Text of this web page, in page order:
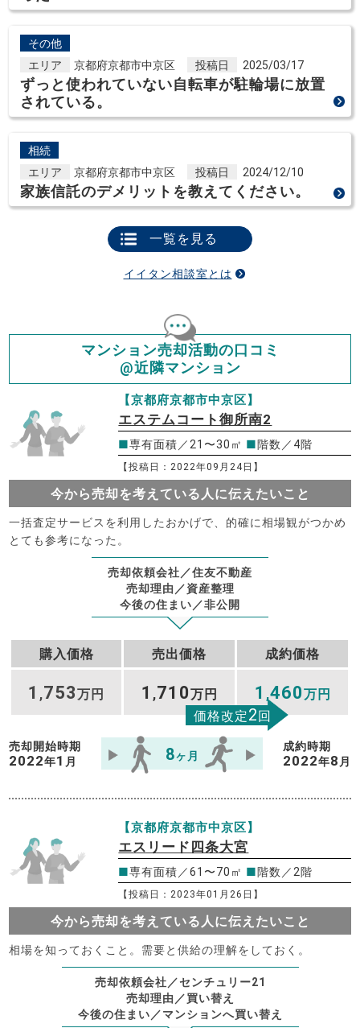
その他
エリア
京都府京都市中京区 投稿日 2025/03/17
ずっと使われていない自転車が駐輪場に放置
されている。
相続
エリア
京都府京都市中京区 投稿日 2024/12/10
家族信託のデメリットを教えてください。
一覧を見る
イイタン相談室とは
マンション売却活動の口コミ
@近隣マンション
【京都府京都市中京区】
エステムコート御所南2
■専有面積／21〜30㎡ ■階数／4階
【投稿日：2022年09月24日】
今から売却を考えている人に伝えたいこと
一括査定サービスを利用したおかげで、的確に相場観がつかめ
とても参考になった。
売却依頼会社／住友不動産
売却理由／資産整理
今後の住まい／非公開
購入価格 売出価格 成約価格
1 ,753万円 1 ,710万円 1 ,460万円
価格改定2回
売却開始時期
2022年1 月 8ヶ月
成約時期
2022年8 月
【京都府京都市中京区】
エスリード四条大宮
■専有面積／61〜70㎡ ■階数／2階
【投稿日：2023年01月26日】
今から売却を考えている人に伝えたいこと
相場を知っておくこと。需要と供給の理解をしておく。
売却依頼会社／センチュリー21
売却理由／買い替え
今後の住まい／マンションへ買い替え